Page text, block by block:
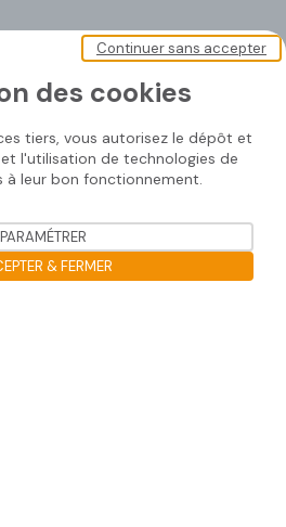
TILT
des cookies
tiers, vous autorisez le dépôt et
l'utilisation de technologies de
à leur bon fonctionnement.
Continuer sans accepter
PARAMÉTRER
& FERMER